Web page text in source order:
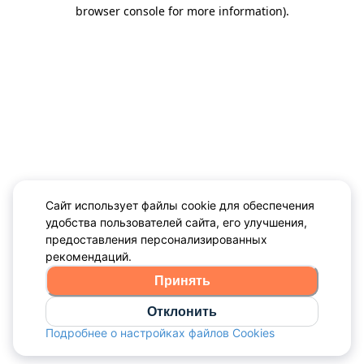
browser console for more information).
Сайт использует файлы cookie для обеспечения
удобства пользователей сайта, его улучшения,
предоставления персонализированных
рекомендаций.
Принять
Отклонить
Подробнее о настройках файлов Cookies